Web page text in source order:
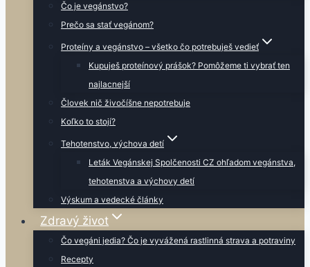
Čo je vegánstvo?
Prečo sa stať vegánom?
Proteíny a vegánstvo – všetko čo potrebuješ vedieť
Kupuješ proteínový prášok? Pomôžeme ti vybrať ten
najlacnejší
Človek nič živočíšne nepotrebuje
Koľko to stojí?
Tehotenstvo, výchova detí
Leták Vegánskej Spolčenosti CZ ohľadom vegánstva,
tehotenstva a výchovy detí
Výskum a vedecké články
Zdravý život
Čo vegáni jedia? Čo je vyvážená rastlinná strava a potraviny
Recepty